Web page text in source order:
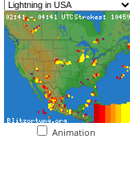
Animation